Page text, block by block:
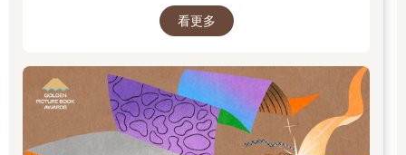
促進台灣圖文出版的多元發展。獎項分為「特別
「跨域應用獎」、「年度繪本獎」，以及「金繪
大獎」。
看更多